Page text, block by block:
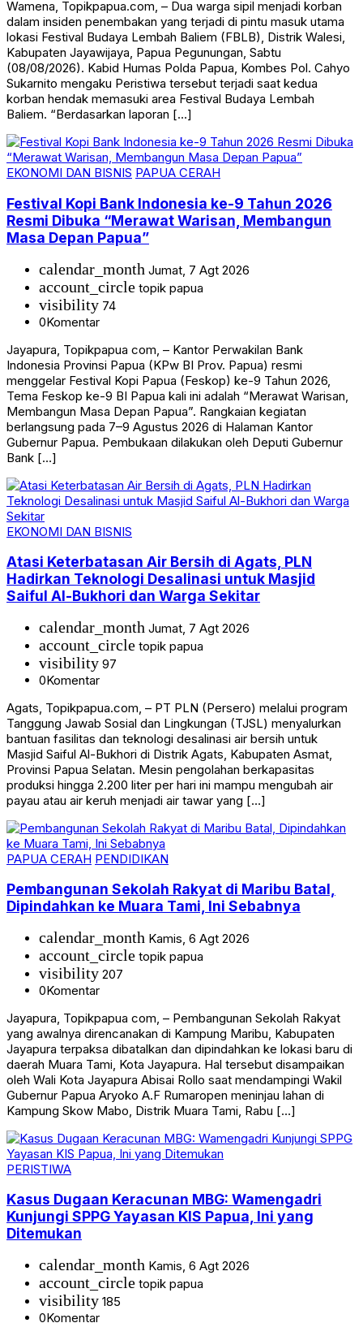
Wamena, Topikpapua.com, – Dua warga sipil menjadi korban
dalam insiden penembakan yang terjadi di pintu masuk utama
lokasi Festival Budaya Lembah Baliem (FBLB), Distrik Walesi,
Kabupaten Jayawijaya, Papua Pegunungan, Sabtu
(08/08/2026). Kabid Humas Polda Papua, Kombes Pol. Cahyo
Sukarnito mengaku Peristiwa tersebut terjadi saat kedua
korban hendak memasuki area Festival Budaya Lembah
Baliem. “Berdasarkan laporan […]
EKONOMI DAN BISNIS PAPUA CERAH
Festival Kopi Bank Indonesia ke-9 Tahun 2026
Resmi Dibuka “Merawat Warisan, Membangun
Masa Depan Papua”
calendar_month Jumat, 7 Agt 2026
account_circle topik papua
visibility 74
0Komentar
Jayapura, Topikpapua com, – Kantor Perwakilan Bank
Indonesia Provinsi Papua (KPw BI Prov. Papua) resmi
menggelar Festival Kopi Papua (Feskop) ke-9 Tahun 2026,
Tema Feskop ke-9 BI Papua kali ini adalah “Merawat Warisan,
Membangun Masa Depan Papua”. Rangkaian kegiatan
berlangsung pada 7–9 Agustus 2026 di Halaman Kantor
Gubernur Papua. Pembukaan dilakukan oleh Deputi Gubernur
Bank […]
EKONOMI DAN BISNIS
Atasi Keterbatasan Air Bersih di Agats, PLN
Hadirkan Teknologi Desalinasi untuk Masjid
Saiful Al-Bukhori dan Warga Sekitar
calendar_month Jumat, 7 Agt 2026
account_circle topik papua
visibility 97
0Komentar
Agats, Topikpapua.com, – PT PLN (Persero) melalui program
Tanggung Jawab Sosial dan Lingkungan (TJSL) menyalurkan
bantuan fasilitas dan teknologi desalinasi air bersih untuk
Masjid Saiful Al-Bukhori di Distrik Agats, Kabupaten Asmat,
Provinsi Papua Selatan. Mesin pengolahan berkapasitas
produksi hingga 2.200 liter per hari ini mampu mengubah air
payau atau air keruh menjadi air tawar yang […]
PAPUA CERAH PENDIDIKAN
Pembangunan Sekolah Rakyat di Maribu Batal,
Dipindahkan ke Muara Tami, Ini Sebabnya
calendar_month Kamis, 6 Agt 2026
account_circle topik papua
visibility 207
0Komentar
Jayapura, Topikpapua com, – Pembangunan Sekolah Rakyat
yang awalnya direncanakan di Kampung Maribu, Kabupaten
Jayapura terpaksa dibatalkan dan dipindahkan ke lokasi baru di
daerah Muara Tami, Kota Jayapura. Hal tersebut disampaikan
oleh Wali Kota Jayapura Abisai Rollo saat mendampingi Wakil
Gubernur Papua Aryoko A.F Rumaropen meninjau lahan di
Kampung Skow Mabo, Distrik Muara Tami, Rabu […]
PERISTIWA
Kasus Dugaan Keracunan MBG: Wamengadri
Kunjungi SPPG Yayasan KIS Papua, Ini yang
Ditemukan
calendar_month Kamis, 6 Agt 2026
account_circle topik papua
visibility 185
0Komentar